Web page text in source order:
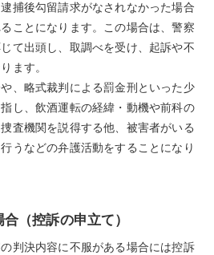
捕後勾留請求がなされなかった場合
ことになります。この場合は、警察
て出頭し、取調べを受け、起訴や不
ます。
、略式裁判による罰金刑といった少
し、飲酒運転の経緯・動機や前科の
査機関を説得する他、被害者がいる
うなどの弁護活動をすることになり
（控訴の申立て）
判決内容に不服がある場合には控訴